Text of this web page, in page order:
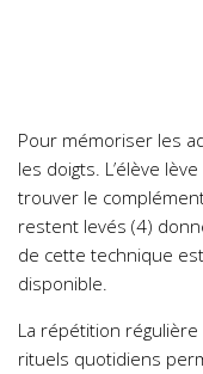
Pour mémoriser les
les doigts. L’élève
trouver le
restent levés (4)
de cette technique
disponible.
La répétition
rituels quotidiens